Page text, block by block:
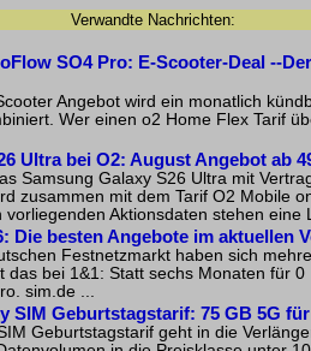
Verwandte Nachrichten:
SO4 Pro: E-Scooter-Deal --
Angebot wird ein monatlich
Wer einen o2 Home Flex Tarif
Ultra bei O2: August Angebot ab
Samsung Galaxy S26 Ultra mit
zusammen mit dem Tarif O2 Mobile
Aktionsdaten stehen eine
Die besten Angebote im aktuellen
Festnetzmarkt haben sich
das bei 1&1: Statt sechs Monaten für
sim.de ...
SIM Geburtstagstarif: 75 GB 5G
Geburtstagstarif geht in die